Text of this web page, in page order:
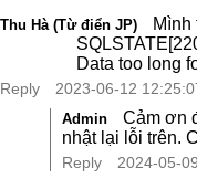
Thu Hà (Từ điển JP)
Data too long
Reply 2023-06-12
Admin
Cảm ơn
nhật lại lỗi trên.
Reply 2024-05-